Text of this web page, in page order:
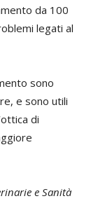
da 100
legati al
sono
e sono utili
di
e Sanità